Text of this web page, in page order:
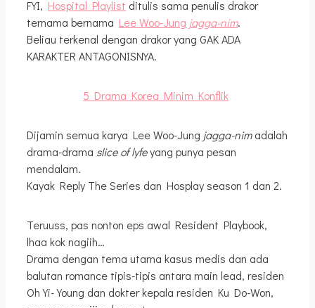
FYI, Hospital Playlist ditulis sama penulis drakor
ternama bernama Lee Woo-Jung jagga-nim.
Beliau terkenal dengan drakor yang GAK ADA
KARAKTER ANTAGONISNYA.
5 Drama Korea Minim Konflik
Dijamin semua karya Lee Woo-Jung jagga-nimadalah
drama-drama slice of lyfeyang punya pesan
mendalam.
Kayak Reply The Series dan Hosplay season 1 dan 2.
Teruuss, pas nonton eps awal Resident Playbook,
lhaa kok nagiih…
Drama dengan tema utama kasus medis dan ada
balutan romance tipis-tipis antara main lead, residen
Oh Yi-Young dan dokter kepala residen Ku Do-Won,